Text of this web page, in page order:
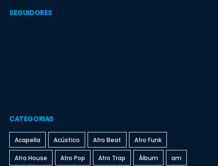
SEGUIDORES
CATEGORIAS
Acapella Acústico Afro Beat Afro Funk
Afro House Afro Pop Afro Trap Álbum am